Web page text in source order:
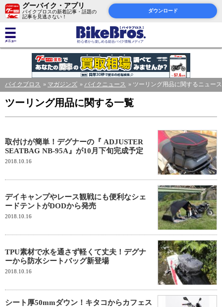
グーバイク・アプリ
バイクブロスの新着記事・話題の
記事を見逃さない！
ダウンロード
バイクブロス マガジンズ バイクニュース ツーリング用品に関するニュー
ツーリング用品に関する一覧
取付けが簡単！デグナーの『 ADJUSTER
SEATBAG NB-95A』が10月下旬完成予定
2018.10.16
デイキャンプやレース観戦にも便利なシェ
ードテントがDODから発売
2018.10.16
TPU素材で水を通さず軽くて丈夫！デグナ
ーから防水シートバッグ新登場
2018.10.16
シート厚50mmダウン！キタコからカフェス